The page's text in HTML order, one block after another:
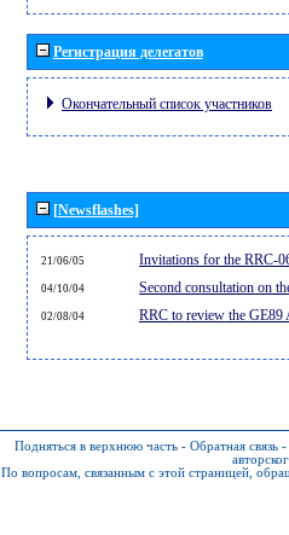
Регистрация делегатов
Окончательный список участников
[Newsflashes]
21/06/05 Invitations for the RRC-
04/10/04 Second consultation on
02/08/04 RRC to review the GE89
Подняться в верхнюю часть - Обратная связь -
По вопросам, связанным с этой страницей,